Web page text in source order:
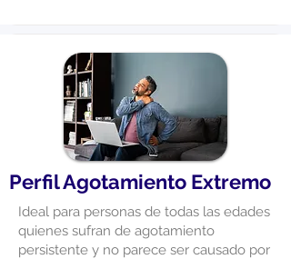
Perfil Agotamiento Extremo
Ideal para personas de todas las edades
quienes sufran de agotamiento
persistente y no parece ser causado por